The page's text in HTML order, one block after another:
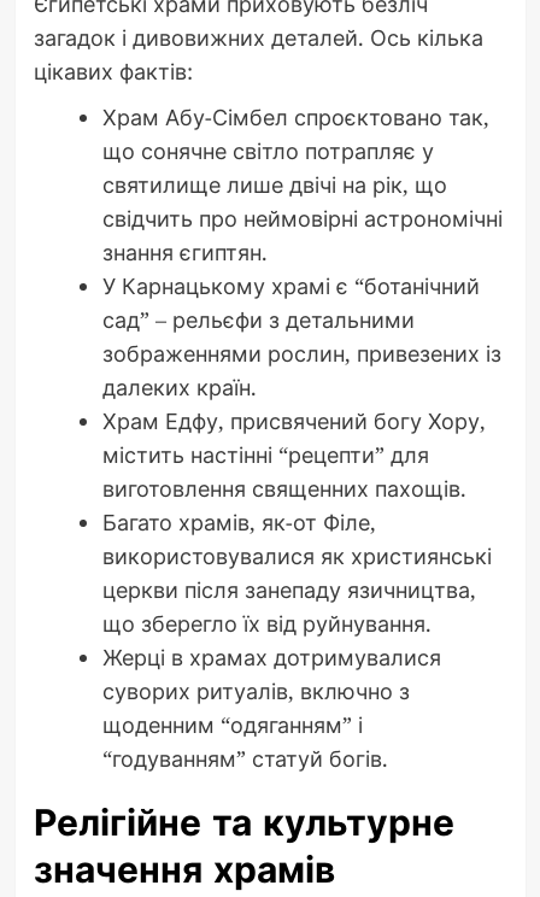
загадок і дивовижних деталей. Ось кілька
цікавих фактів:
Храм Абу-Сімбел спроєктовано так,
що сонячне світло потрапляє у
святилище лише двічі на рік, що
свідчить про неймовірні астрономічні
знання єгиптян.
У Карнацькому храмі є “ботанічний
сад” – рельєфи з детальними
зображеннями рослин, привезених із
далеких країн.
Храм Едфу, присвячений богу Хору,
містить настінні “рецепти” для
виготовлення священних пахощів.
Багато храмів, як-от Філе,
використовувалися як християнські
церкви після занепаду язичництва,
що зберегло їх від руйнування.
Жерці в храмах дотримувалися
суворих ритуалів, включно з
щоденним “одяганням” і
“годуванням” статуй богів.
Релігійне та культурне
значення храмів